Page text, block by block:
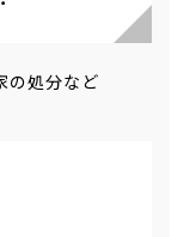
の処分など